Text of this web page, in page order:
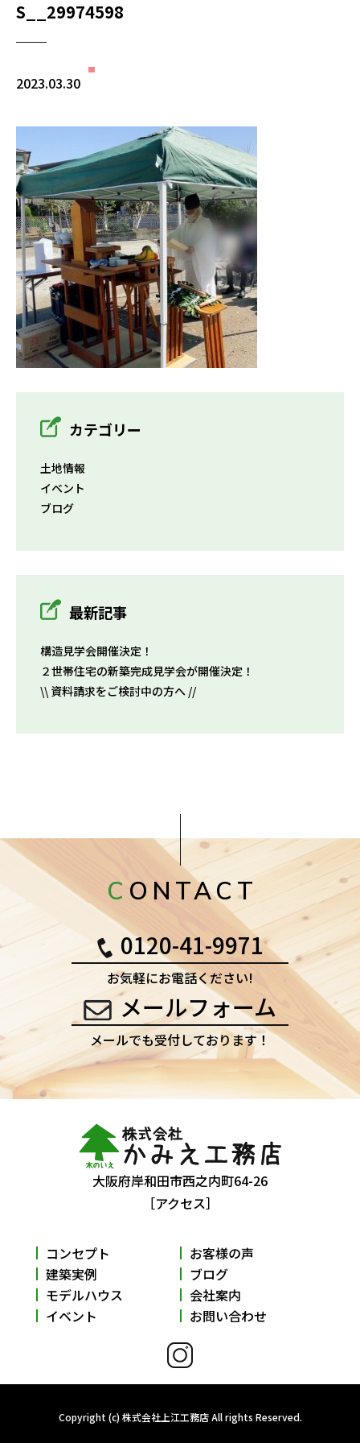
S__29974598
2023.03.30
カテゴリー
土地情報
イベント
ブログ
最新記事
構造見学会開催決定！
２世帯住宅の新築完成見学会が開催決定！
\\ 資料請求をご検討中の方へ //
CONTACT
0120-41-9971
お気軽にお電話ください!
メールフォーム
メールでも受付しております！
大阪府岸和田市西之内町64-26
［アクセス］
コンセプト
建築実例
モデルハウス
イベント
お客様の声
ブログ
会社案内
お問い合わせ
Copyright (c) 株式会社上江工務店 All rights Reserved.